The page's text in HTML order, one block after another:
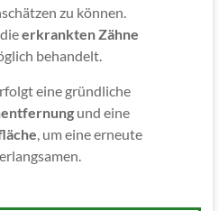
zu können.
dieerkrankten Zähne
behandelt.
eine gründliche
und eine
, um eine erneute